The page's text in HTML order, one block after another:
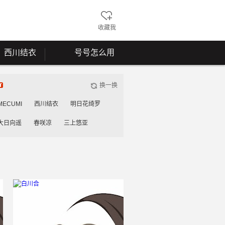
收藏我
西川结衣 号号怎么用
换一换
西川结衣 明日花绮罗
日向遥 春咲凉 三上悠亚